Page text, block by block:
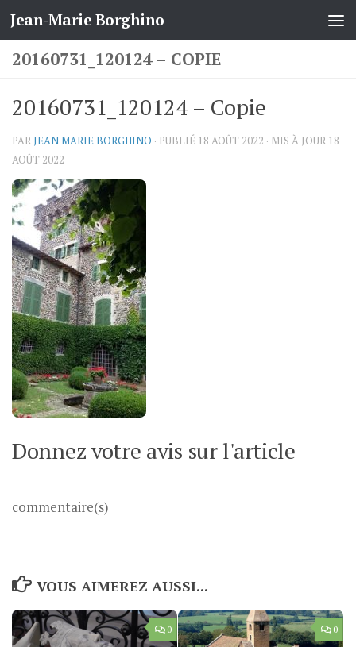
Skip to content
Jean-Marie Borghino
20160731_120124 – COPIE
20160731_120124 – Copie
PARJEAN MARIE BORGHINO · PUBLIÉ 18 AOÛT 2022 · MIS À JOUR 18
AOÛT 2022
Donnez votre avis sur l'article
commentaire(s)
VOUS AIMEREZ AUSSI...
0 0